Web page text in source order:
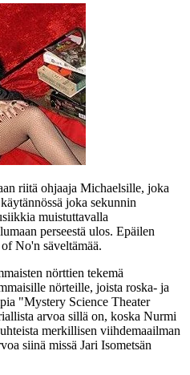
riitä ohjaaja Michaelsille, joka
joka sekunnin
muistuttavalla
perseestä ulos. Epäilen
No'n säveltämää.
nörttien tekemä
nörteille, joista roska‑ ja
"Mystery Science Theater
arvoa sillä on, koska Nurmi
merkillisen viihdemaailman
siinä missä Jari Isometsän